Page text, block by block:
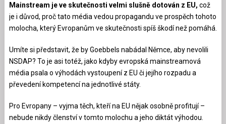
Mainstream je ve skutečnosti velmi slušně dotován z EU, což
je i důvod, proč tato média vedou propagandu ve prospěch tohoto
molocha, který Evropanům ve skutečnosti spíš škodí než pomáhá.
Umíte si představit, že by Goebbels nabádal Němce, aby nevolili
NSDAP? To je asi totéž, jako kdyby evropská mainstreamová
média psala o výhodách vystoupení z EU či jejího rozpadu a
převedení kompetencí na jednotlivé státy.
Pro Evropany – vyjma těch, kteří na EU nějak osobně profitují –
nebude nikdy členství v tomto molochu a jeho diktát výhodou.